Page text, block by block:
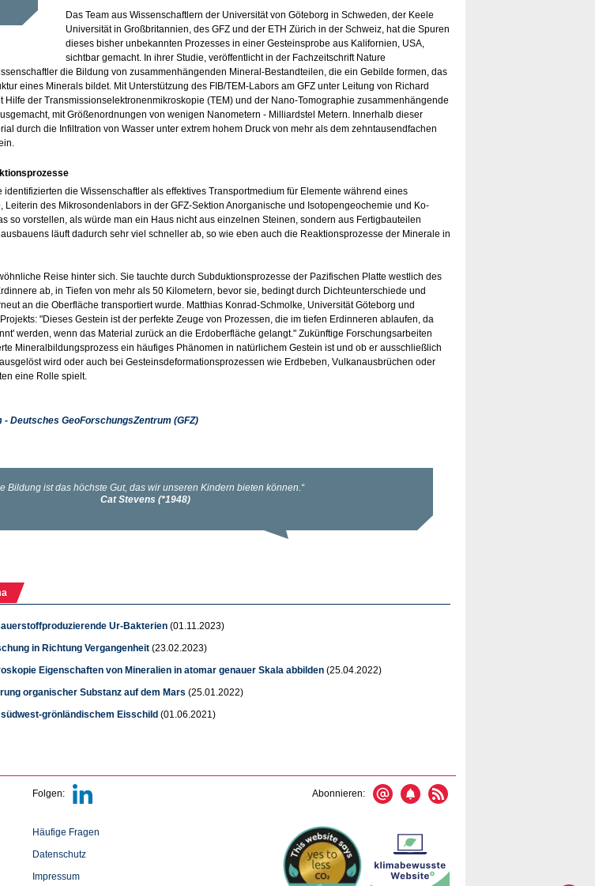
Das Team aus Wissenschaftlern der Universität von Göteborg in Schweden, der Keele
Universität in Großbritannien, des GFZ und der ETH Zürich in der Schweiz, hat die Spuren
dieses bisher unbekannten Prozesses in einer Gesteinsprobe aus Kalifornien, USA,
sichtbar gemacht. In ihrer Studie, veröffentlicht in der Fachzeitschrift Nature
die Bildung von zusammenhängenden Mineral-Bestandteilen, die ein Gebilde formen, das
eines Minerals bildet. Mit Unterstützung des FIB/TEM-Labors am GFZ unter Leitung von Richard
Hilfe der Transmissionselektronenmikroskopie (TEM) und der Nano-Tomographie zusammenhängende
mit Größenordnungen von wenigen Nanometern - Milliardstel Metern. Innerhalb dieser
durch die Infiltration von Wasser unter extrem hohem Druck von mehr als dem zehntausendfachen
identifizierten die Wissenschaftler als effektives Transportmedium für Elemente während eines
Leiterin des Mikrosondenlabors in der GFZ-Sektion Anorganische und Isotopengeochemie und Ko-
so vorstellen, als würde man ein Haus nicht aus einzelnen Steinen, sondern aus Fertigbauteilen
läuft dadurch sehr viel schneller ab, so wie eben auch die Reaktionsprozesse der Minerale in
Reise hinter sich. Sie tauchte durch Subduktionsprozesse der Pazifischen Platte westlich des
ab, in Tiefen von mehr als 50 Kilometern, bevor sie, bedingt durch Dichteunterschiede und
an die Oberfläche transportiert wurde. Matthias Konrad-Schmolke, Universität Göteborg und
"Dieses Gestein ist der perfekte Zeuge von Prozessen, die im tiefen Erdinneren ablaufen, da
werden, wenn das Material zurück an die Erdoberfläche gelangt." Zukünftige Forschungsarbeiten
Mineralbildungsprozess ein häufiges Phänomen in natürlichem Gestein ist und ob er ausschließlich
wird oder auch bei Gesteinsdeformationsprozessen wie Erdbeben, Vulkanausbrüchen oder
eine Rolle spielt.
Deutsches GeoForschungsZentrum (GFZ)
Ur-Bakterien (01.11.2023)
in Richtung Vergangenheit (23.02.2023)
Eigenschaften von Mineralien in atomar genauer Skala abbilden (25.04.2022)
organischer Substanz auf dem Mars (25.01.2022)
grönländischem Eisschild (01.06.2021)
Folgen: Abonnieren:
Häufige Fragen
Datenschutz
Impressum